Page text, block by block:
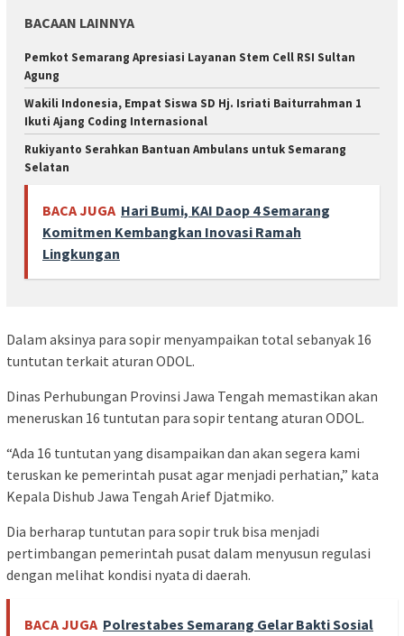
BACAAN LAINNYA
Pemkot Semarang Apresiasi Layanan Stem Cell RSI Sultan
Agung
Wakili Indonesia, Empat Siswa SD Hj. Isriati Baiturrahman 1
Ikuti Ajang Coding Internasional
Rukiyanto Serahkan Bantuan Ambulans untuk Semarang
Selatan
BACA JUGA Hari Bumi, KAI Daop 4 Semarang
Komitmen Kembangkan Inovasi Ramah
Lingkungan
Dalam aksinya para sopir menyampaikan total sebanyak 16
tuntutan terkait aturan ODOL.
Dinas Perhubungan Provinsi Jawa Tengah memastikan akan
meneruskan 16 tuntutan para sopir tentang aturan ODOL.
“Ada 16 tuntutan yang disampaikan dan akan segera kami
teruskan ke pemerintah pusat agar menjadi perhatian,” kata
Kepala Dishub Jawa Tengah Arief Djatmiko.
Dia berharap tuntutan para sopir truk bisa menjadi
pertimbangan pemerintah pusat dalam menyusun regulasi
dengan melihat kondisi nyata di daerah.
BACA JUGA Polrestabes Semarang Gelar Bakti Sosial